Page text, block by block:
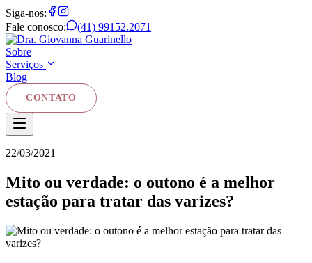
Siga-nos:
Fale conosco:
(41) 99152.2071
Sobre
Serviços
Blog
CONTATO
22/03/2021
Mito ou verdade: o outono é a melhor
estação para tratar das varizes?